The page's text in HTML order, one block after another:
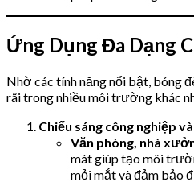
Ứng Dụng Đa Dạng
Nhờ các tính năng nổi bật, bóng
rãi trong nhiều môi trường khác
Chiếu sáng công nghiệp
Văn phòng, nhà
mát giúp tạo môi
mỏi mắt và đảm bảo